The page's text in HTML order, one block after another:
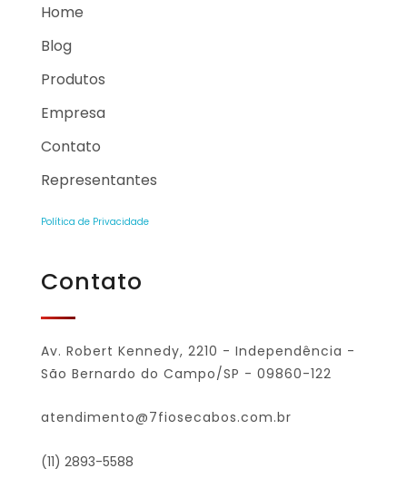
Home
Blog
Produtos
Empresa
Contato
Representantes
Política de Privacidade
Contato
Av. Robert Kennedy, 2210 - Independência -
São Bernardo do Campo/SP - 09860-122
atendimento@7fiosecabos.com.br
(11) 2893-5588